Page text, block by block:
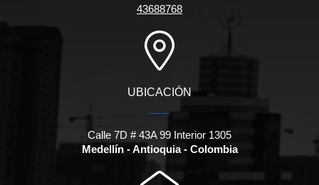
43688768
UBICACIÓN
Calle 7D # 43A 99 Interior 1305
Medellín - Antioquia - Colombia